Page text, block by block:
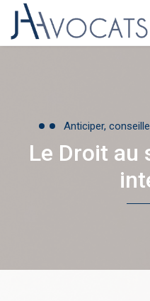
Anticiper,
Le Droit au